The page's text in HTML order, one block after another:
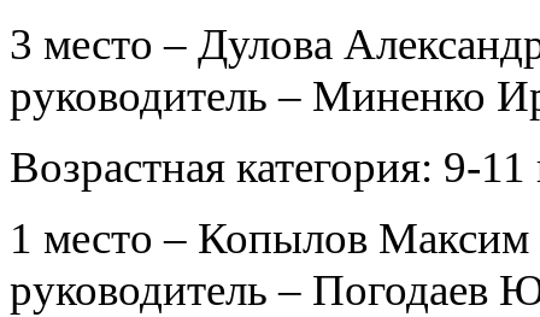
3 место – Дулова
руководитель – Миненко
Возрастная категория: 9-
1 место – Копылов
руководитель – Погодаев